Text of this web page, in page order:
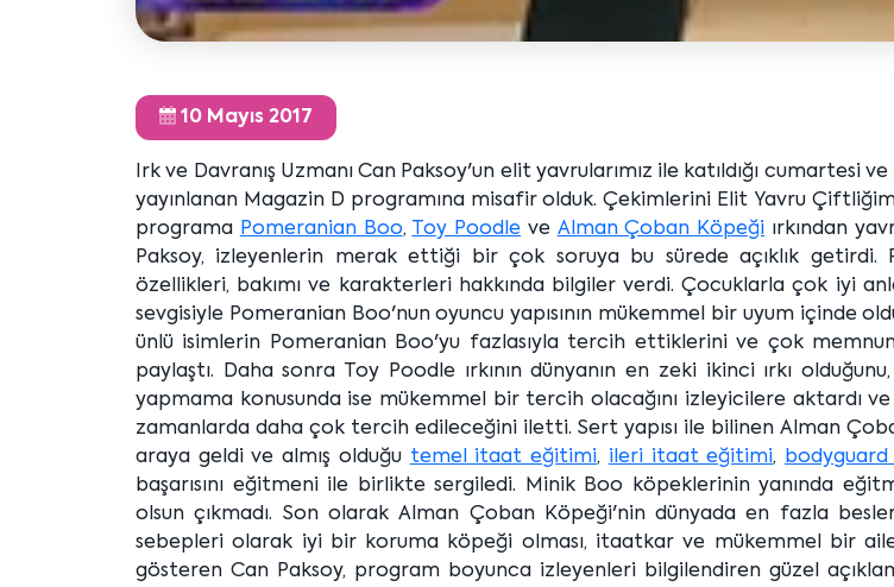
10 Mayıs 2017
Irk ve Davranış Uzmanı Can Paksoy'un elit yavrularımız ile katıldığı cumartesi
yayınlanan Magazin D programına misafir olduk. Çekimlerini Elit Yavru
programa Pomeranian Boo, Toy Poodle ve Alman Çoban Köpeği ırkından
Paksoy, izleyenlerin merak ettiği bir çok soruya bu sürede açıklık getirdi.
özellikleri, bakımı ve karakterleri hakkında bilgiler verdi. Çocuklarla çok iyi
sevgisiyle Pomeranian Boo'nun oyuncu yapısının mükemmel bir uyum içinde
ünlü isimlerin Pomeranian Boo'yu fazlasıyla tercih ettiklerini ve çok memnun
paylaştı. Daha sonra Toy Poodle ırkının dünyanın en zeki ikinci ırkı
yapmama konusunda ise mükemmel bir tercih olacağını izleyicilere aktardı ve
zamanlarda daha çok tercih edileceğini iletti. Sert yapısı ile bilinen Alman
araya geldi ve almış olduğu temel itaat eğitimi, ileri itaat eğitimi,
başarısını eğitmeni ile birlikte sergiledi. Minik Boo köpeklerinin yanında
olsun çıkmadı. Son olarak Alman Çoban Köpeği'nin dünyada en fazla
sebepleri olarak iyi bir koruma köpeği olması, itaatkar ve mükemmel bir
gösteren Can Paksoy, program boyunca izleyenleri bilgilendiren güzel